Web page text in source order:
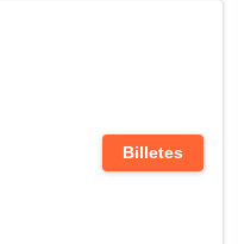
Billetes